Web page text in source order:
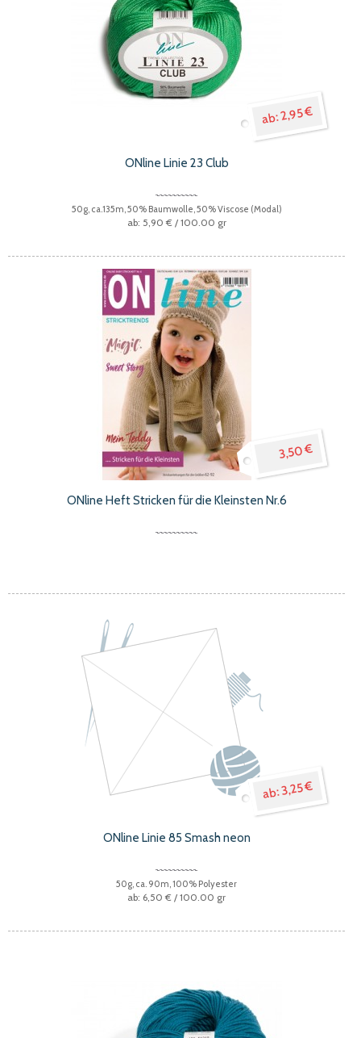
2,95 €
ONline Linie 23 Club
50g, ca.135m, 50% Baumwolle, 50% Viscose (Modal)
5,90 € / 100.00 gr
3,50 €
ONline Heft Stricken für die Kleinsten Nr.6
3,25 €
ONline Linie 85 Smash neon
50g, ca. 90m, 100% Polyester
6,50 € / 100.00 gr